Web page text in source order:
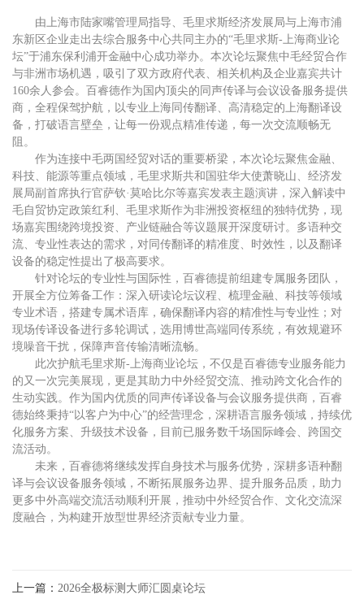
由上海市陆家嘴管理局指导、毛里求斯经济发展局与上海市浦
东新区企业走出去综合服务中心共同主办的“毛里求斯-上海商业论
坛”于浦东保利浦开金融中心成功举办。本次论坛聚焦中毛经贸合作
与非洲市场机遇，吸引了双方政府代表、相关机构及企业嘉宾共计
160余人参会。百睿德作为国内顶尖的同声传译与会议设备服务提供
商，全程保驾护航，以专业上海同传翻译、高清稳定的上海翻译设
备，打破语言壁垒，让每一份观点精准传递，每一次交流顺畅无
阻。
作为连接中毛两国经贸对话的重要桥梁，本次论坛聚焦金融、
科技、能源等重点领域，毛里求斯共和国驻华大使萧晓山、经济发
展局副首席执行官萨钦·莫哈比尔等嘉宾发表主题演讲，深入解读中
毛自贸协定政策红利、毛里求斯作为非洲投资枢纽的独特优势，现
场嘉宾围绕跨境投资、产业链融合等议题展开深度研讨。多语种交
流、专业性表达的需求，对同传翻译的精准度、时效性，以及翻译
设备的稳定性提出了极高要求。
针对论坛的专业性与国际性，百睿德提前组建专属服务团队，
开展全方位筹备工作：深入研读论坛议程、梳理金融、科技等领域
专业术语，搭建专属术语库，确保翻译内容的精准性与专业性；对
现场传译设备进行多轮调试，选用博世高端同传系统，有效规避环
境噪音干扰，保障声音传输清晰流畅。
此次护航毛里求斯-上海商业论坛，不仅是百睿德专业服务能力
的又一次完美展现，更是其助力中外经贸交流、推动跨文化合作的
生动实践。作为国内优质的同声传译设备与会议服务提供商，百睿
德始终秉持“以客户为中心”的经营理念，深耕语言服务领域，持续优
化服务方案、升级技术设备，目前已服务数千场国际峰会、跨国交
流活动。
未来，百睿德将继续发挥自身技术与服务优势，深耕多语种翻
译与会议设备服务领域，不断拓展服务边界、提升服务品质，助力
更多中外高端交流活动顺利开展，推动中外经贸合作、文化交流深
度融合，为构建开放型世界经济贡献专业力量。
上一篇： 2026全极标测大师汇圆桌论坛